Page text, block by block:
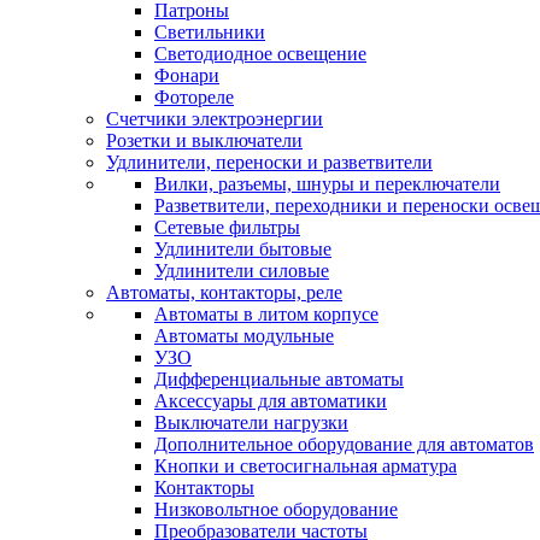
Патроны
Светильники
Светодиодное освещение
Фонари
Фотореле
Счетчики электроэнергии
Розетки и выключатели
Удлинители, переноски и разветвители
Вилки, разъемы, шнуры и переключатели
Разветвители, переходники и переноски
Сетевые фильтры
Удлинители бытовые
Удлинители силовые
Автоматы, контакторы, реле
Автоматы в литом корпусе
Автоматы модульные
УЗО
Дифференциальные автоматы
Аксессуары для автоматики
Выключатели нагрузки
Дополнительное оборудование для автоматов
Кнопки и светосигнальная арматура
Контакторы
Низковольтное оборудование
Преобразователи частоты